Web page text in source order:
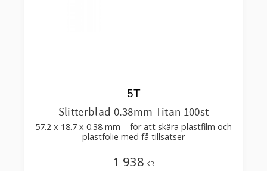
Slitterblad 0.38mm Titan 100st
57.2 x 18.7 x 0.38 mm – för att skära plastfilm och
plastfolie med få tillsatser
5T
1 938 KR